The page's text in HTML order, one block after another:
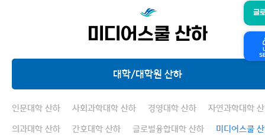
글
연구/산학
연구기관
AI 연구자매칭 서비스
Annual Report
미디어스쿨 산하
대학/대학원 산하
선도연구기관
대학/대학원 산하
인문대학 산하 사회과학대학 산하 경영대학 산하
자연과학대학
의과대학 산하
간호대학 산하 글로벌융합대학 산하
미디어스쿨